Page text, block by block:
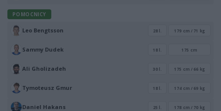
POMOCNICY
Leo Bengtsson 28 l. 179 cm / 71 kg
Sammy Dudek 18 l. 175 cm
Ali Gholizadeh 30 l. 175 cm / 66 kg
Tymoteusz Gmur 18 l. 174 cm / 69 kg
Daniel Hakans 25 l. 178 cm / 70 kg